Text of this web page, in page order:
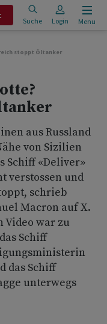
Suche Login Menu
stoppt Öltanker
aus Russland
von Sizilien
Schiff «Deliver»
verstossen und
schrieb
Macron auf X.
Video war zu
Schiff
das Schiff
unterwegs